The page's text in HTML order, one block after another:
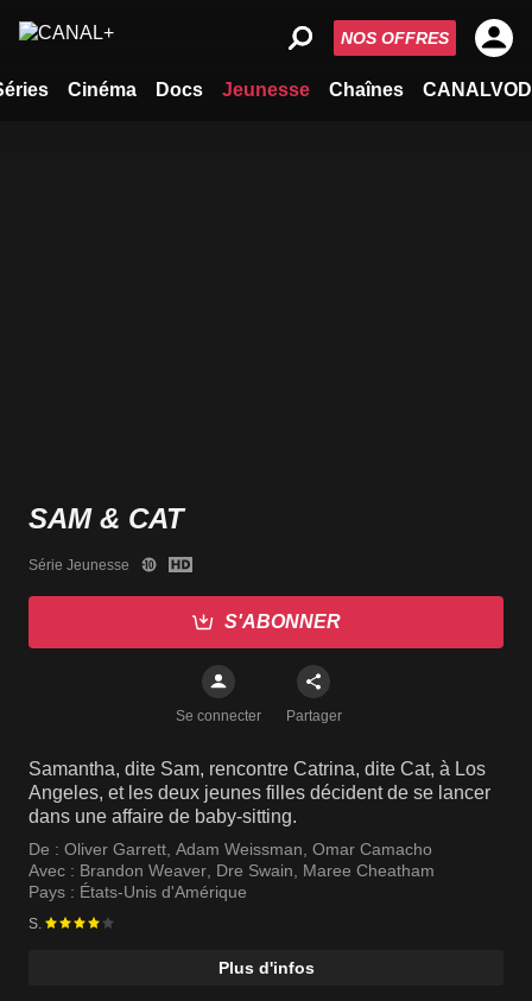
Cinéma Docs Jeunesse Chaînes CANALVOD
NOS OFFRES
SAM & CAT
Série Jeunesse
S'ABONNER
Se connecter Partager
Samantha, dite Sam, rencontre Catrina, dite Cat, à Los
Angeles, et les deux jeunes filles décident de se lancer
dans une affaire de baby-sitting.
De : Oliver Garrett Adam Weissman Omar Camacho
Avec : Brandon Weaver Dre Swain
Maree Cheatham
Pays : États-Unis d'Amérique
S.
Plus d'infos